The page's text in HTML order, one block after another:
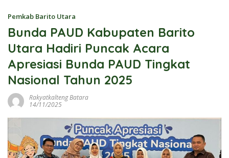
Pemkab Barito Utara
Bunda PAUD Kabupaten Barito
Utara Hadiri Puncak Acara
Apresiasi Bunda PAUD Tingkat
Nasional Tahun 2025
Rakyatkalteng Batara
14/11/2025